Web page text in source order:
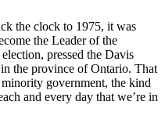
the clock to 1975, it was
the Leader of the
pressed the Davis
the province of Ontario. That
government, the kind
and every day that we’re in